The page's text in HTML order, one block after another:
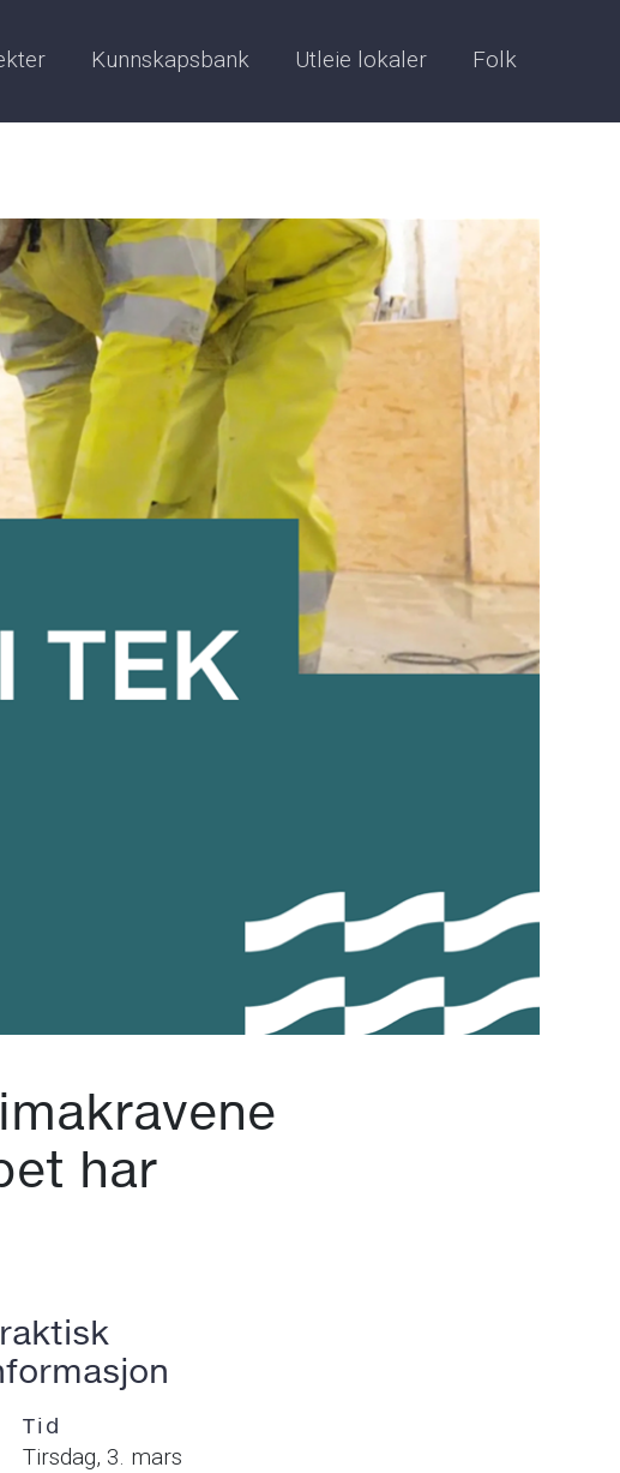
Kunnskapsbank Utleie lokaler Folk
har
Tid
tirsdag, 3. mars